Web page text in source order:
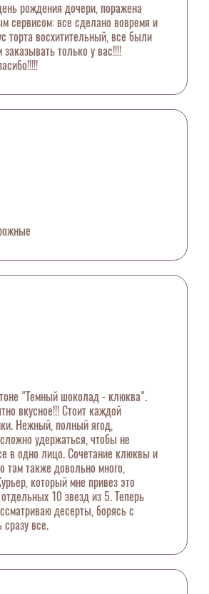
рождения дочери, поражена
сервисом: все сделано вовремя и
торта восхитительный, все были
заказывать только у вас!!!!
"Темный шоколад - клюква".
вкусное!!! Стоит каждой
Нежный, полный ягод,
удержаться, чтобы не
в одно лицо. Сочетание клюквы и
там также довольно много,
который мне привез это
10 звезд из 5. Теперь
десерты, борясь с
сразу все.